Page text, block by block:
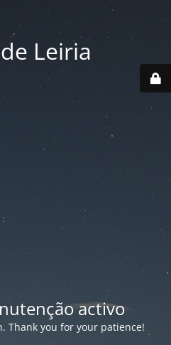
Leiria
activo
Thank you for your patience!